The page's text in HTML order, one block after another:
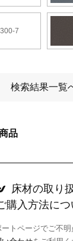
7
検索結果一覧
品
床材の取り
購入方法につ
トページでご不明